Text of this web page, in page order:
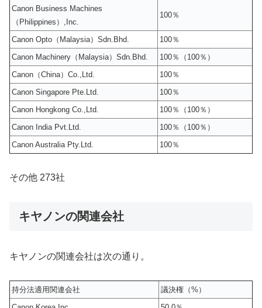
Canon Business Machines
（Philippines）,Inc.
100％
Canon Opto（Malaysia）Sdn.Bhd.
100％
Canon Machinery（Malaysia）Sdn.Bhd.
100％（100％）
Canon（China）Co.,Ltd.
100％
Canon Singapore Pte.Ltd.
100％
Canon Hongkong Co.,Ltd.
100％（100％）
Canon India Pvt.Ltd.
100％（100％）
Canon Australia Pty.Ltd.
100％
その他 273社
キヤノンの関連会社
キヤノンの関連会社は次の通り。
持分法適用関連会社
議決権（%）